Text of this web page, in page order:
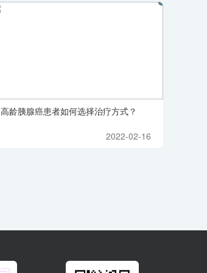
高龄胰腺癌患者如何选择治疗方式？
2022-02-16